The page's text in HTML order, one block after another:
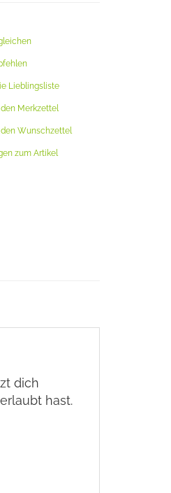
Lieblingsliste
Merkzettel
Wunschzettel
zum Artikel
dich
hast.